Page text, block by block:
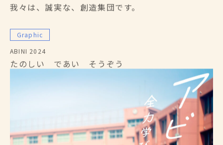
我々は、誠実な、創造集団です。
Graphic
ABINI 2024
たのしい であい そうぞう